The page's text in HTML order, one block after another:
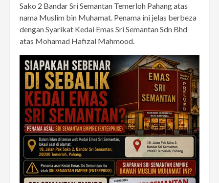
Sako 2 Bandar Sri Semantan Temerloh Pahang atas
nama Muslim bin Muhamat. Penama ini jelas berbeza
dengan Syarikat Kedai Emas Sri Semantan Sdn Bhd
atas Mohamad Hafizal Mahmood.